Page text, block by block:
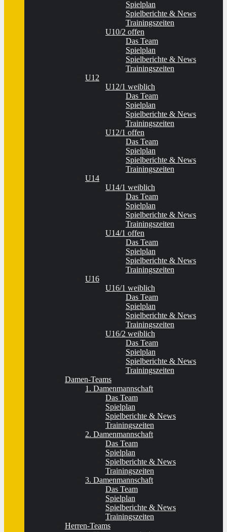
Spielplan
Spielberichte & News
Trainingszeiten
U10/2 offen
Das Team
Spielplan
Spielberichte & News
Trainingszeiten
U12
U12/1 weiblich
Das Team
Spielplan
Spielberichte & News
Trainingszeiten
U12/1 offen
Das Team
Spielplan
Spielberichte & News
Trainingszeiten
U14
U14/1 weiblich
Das Team
Spielplan
Spielberichte & News
Trainingszeiten
U14/1 offen
Das Team
Spielplan
Spielberichte & News
Trainingszeiten
U16
U16/1 weiblich
Das Team
Spielplan
Spielberichte & News
Trainingszeiten
U16/2 weiblich
Das Team
Spielplan
Spielberichte & News
Trainingszeiten
Damen-Teams
1. Damenmannschaft
Das Team
Spielplan
Spielberichte & News
Trainingszeiten
2. Damenmannschaft
Das Team
Spielplan
Spielberichte & News
Trainingszeiten
3. Damenmannschaft
Das Team
Spielplan
Spielberichte & News
Trainingszeiten
Herren-Teams